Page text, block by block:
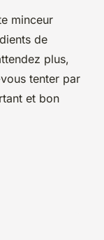
minceur
de
plus,
tenter par
et bon